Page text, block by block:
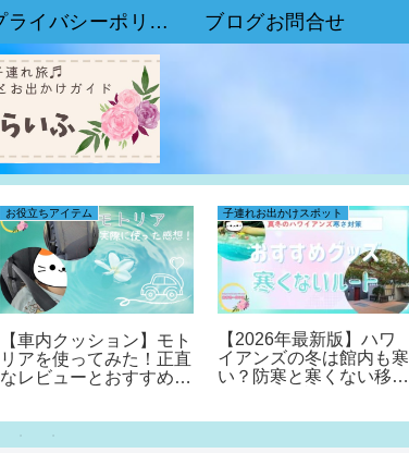
プライバシーポリシー ブログお問合せ
お役立ちアイテム
【車内クッション】モト
リアを使ってみた！正直
なレビューとおすすめポ
子連れお出かけスポット
【2026年最新版】ハワ
イアンズの冬は館内も寒
い？防寒と寒くない移動